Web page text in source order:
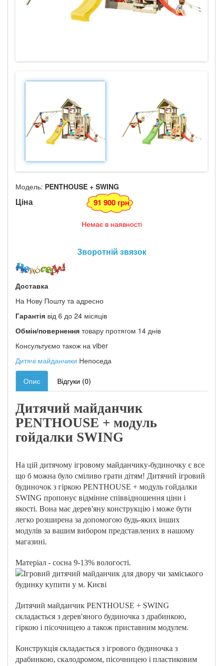
Модель: PENTHOUSE + SWING
Ціна 91 900 грн
Немає в наявності
Зворотній звязок
Доставка
На Нову Пошту та адресно
Гарантія від 6 до 24 місяців
Обмін/повернення товару протягом 14 днів
Консультуємо також на viber
Дитячі майданчики Непоседа
Опис Відгуки (0)
Дитячий майданчик
PENTHOUSE + модуль
гойдалки SWING
На цій дитячому ігровому майданчику-будиночку є все
що б можна було сміливо грати дітям! Дитячий ігровий
будиночок з гіркою PENTHOUSE + модуль гойдалки
SWING пропонує відмінне співвідношення ціни і
якості. Вона має дерев'яну конструкцію і може бути
легко розширена за допомогою будь-яких інших
модулів за вашим вибором представлених в нашому
магазині.
Матеріал - сосна 9-13% вологості.
Дитячий майданчик PENTHOUSE + SWING
складається з дерев'яного будиночка з драбинкою,
гіркою і пісочницею а також приставним модулем.
Конструкція складається з ігрового будиночка з
драбинкою, скалодромом, пісочницею і пластиковим